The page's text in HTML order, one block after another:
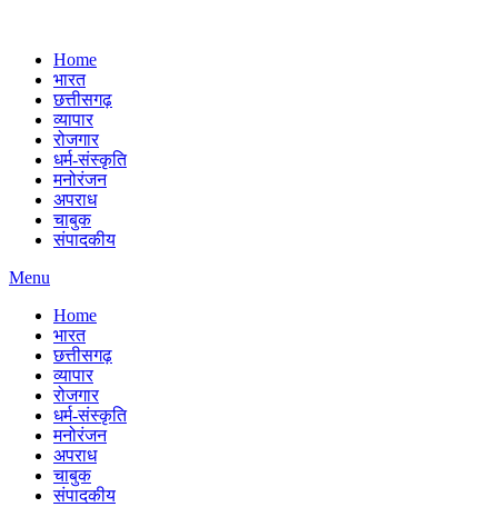
Home
भारत
छत्तीसगढ़
व्यापार
रोजगार
धर्म-संस्कृति
मनोरंजन
अपराध
चाबुक
संपादकीय
Menu
Home
भारत
छत्तीसगढ़
व्यापार
रोजगार
धर्म-संस्कृति
मनोरंजन
अपराध
चाबुक
संपादकीय